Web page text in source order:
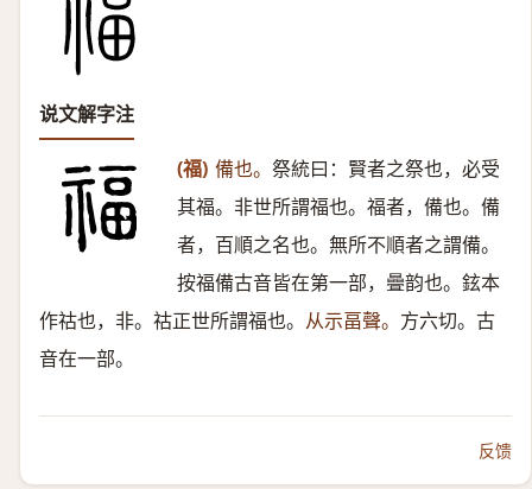
说文解字注
(福) 備也。 祭統曰：賢者之祭也，必受
其福。非世所謂福也。福者，備也。備
者，百順之名也。無所不順者之謂備。
按福備古音皆在第一部，曡韵也。鉉本
作祜也，非。祜正世所謂福也。 从示畐聲。 方六切。古
音在一部。
反馈